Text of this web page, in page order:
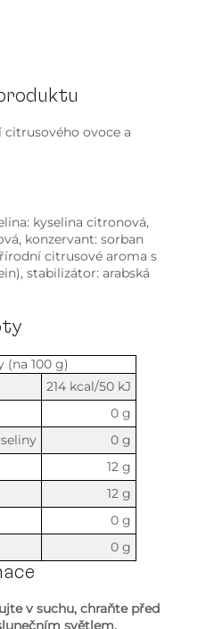
ovoce a
kyselina citronová,
konzervant: sorban
citrusové aroma s
stabilizátor: arabská
(na 100 g)
214 kcal/50 kJ
0 g
0 g
12 g
12 g
0 g
0 g
v suchu, chraňte před
světlem.